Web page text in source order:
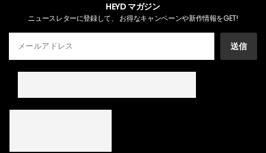
HEYD マガジン
ニュースレターに登録して、 お得なキャンペーンや新作情報をGET!
送信